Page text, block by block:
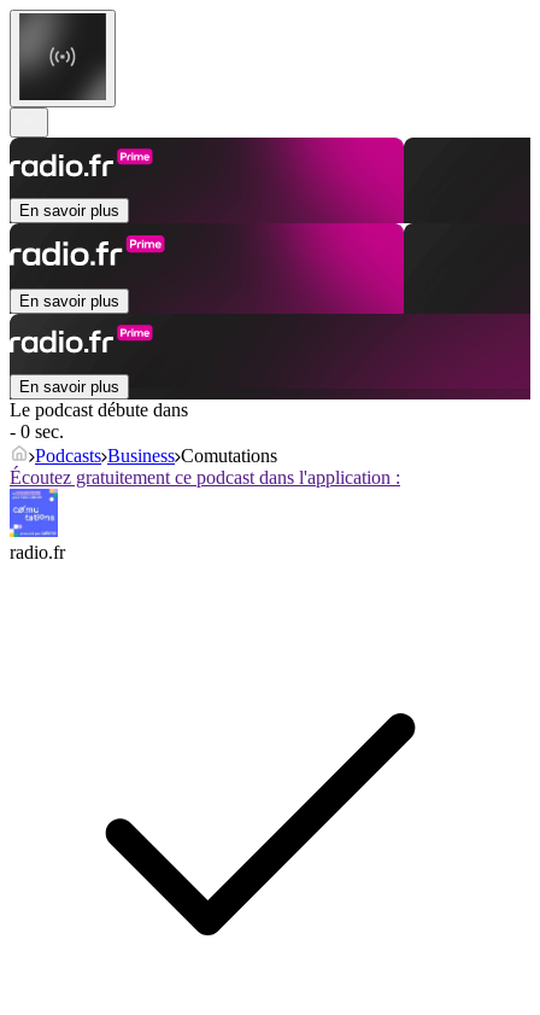
En savoir plus
En savoir plus
En savoir plus
Le podcast débute dans
- 0 sec.
Podcasts Business Comutations
Écoutez gratuitement ce podcast dans l'application :
radio.fr